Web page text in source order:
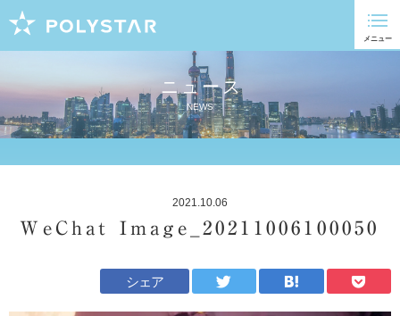
ニュース
NEWS
2021.10.06
WeChat Image_20211006100050
シェア